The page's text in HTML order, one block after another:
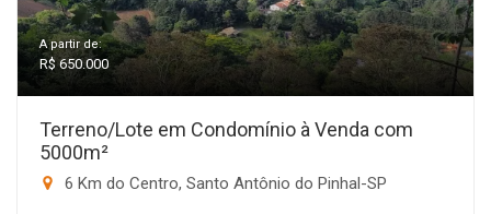
A partir de:
R$ 650.000
Terreno/Lote em Condomínio à Venda com
5000m²
6 Km do Centro, Santo Antônio do Pinhal-SP